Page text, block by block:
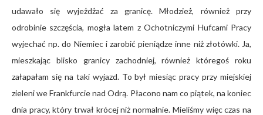
udawało się wyjeżdżać za granicę. Młodzież, również przy
odrobinie szczęścia, mogła latem z Ochotniczymi Hufcami Pracy
wyjechać np. do Niemiec i zarobić pieniądze inne niż złotówki. Ja,
mieszkając blisko granicy zachodniej, również któregoś roku
załapałam się na taki wyjazd. To był miesiąc pracy przy miejskiej
zieleni we Frankfurcie nad Odrą. Płacono nam co piątek, na koniec
dnia pracy, który trwał krócej niż normalnie. Mieliśmy więc czas na